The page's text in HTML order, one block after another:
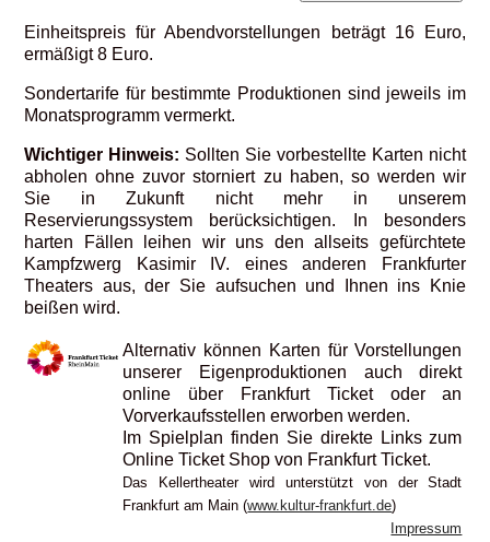
Einheitspreis für Abendvorstellungen beträgt 16 Euro,
ermäßigt 8 Euro.
Sondertarife für bestimmte Produktionen sind jeweils im
Monatsprogramm vermerkt.
Wichtiger Hinweis: Sollten Sie vorbestellte Karten nicht
abholen ohne zuvor storniert zu haben, so werden wir
Sie in Zukunft nicht mehr in unserem
Reservierungssystem berücksichtigen. In besonders
harten Fällen leihen wir uns den allseits gefürchtete
Kampfzwerg Kasimir IV. eines anderen Frankfurter
Theaters aus, der Sie aufsuchen und Ihnen ins Knie
beißen wird.
Alternativ können Karten für Vorstellungen
unserer Eigenproduktionen auch direkt
online über Frankfurt Ticket oder an
Vorverkaufsstellen erworben werden.
Im Spielplan finden Sie direkte Links zum
Online Ticket Shop von Frankfurt Ticket.
Das Kellertheater wird unterstützt von der Stadt
Frankfurt am Main (www.kultur-frankfurt.de)
Impressum